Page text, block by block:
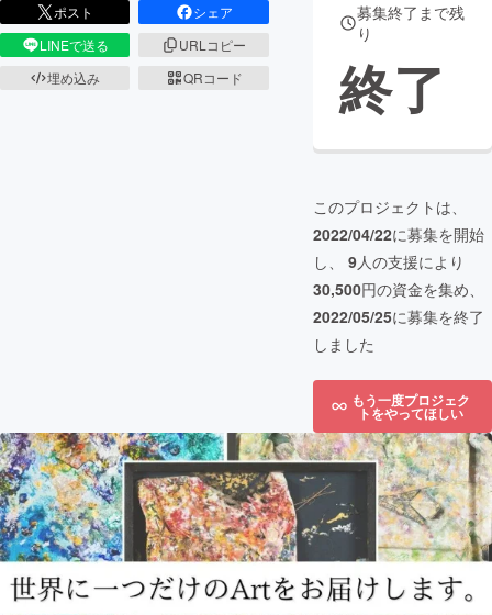
ポスト
シェア
LINEで送る
URLコピー
埋め込み
QRコード
募集終了まで残
り
終了
このプロジェクトは、
2022/04/22に募集を開始
し、 9人の支援により
30,500円の資金を集め、
2022/05/25に募集を終了
しました
もう一度プロジェク
トをやってほしい